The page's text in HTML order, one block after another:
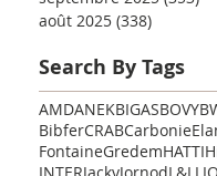
août 2025 (338)
Search By Tags
AMDANEKBIGASBOVY
BibferCRABCarbonie
FontaineGredemHATTI